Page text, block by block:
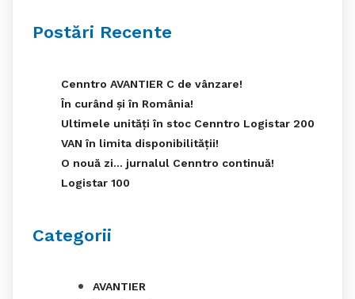
Postări Recente
Cenntro AVANTIER C de vânzare!
În curând și în România!
Ultimele unități în stoc Cenntro Logistar 200
VAN în limita disponibilității!
O nouă zi… jurnalul Cenntro continuă!
Logistar 100
Categorii
AVANTIER